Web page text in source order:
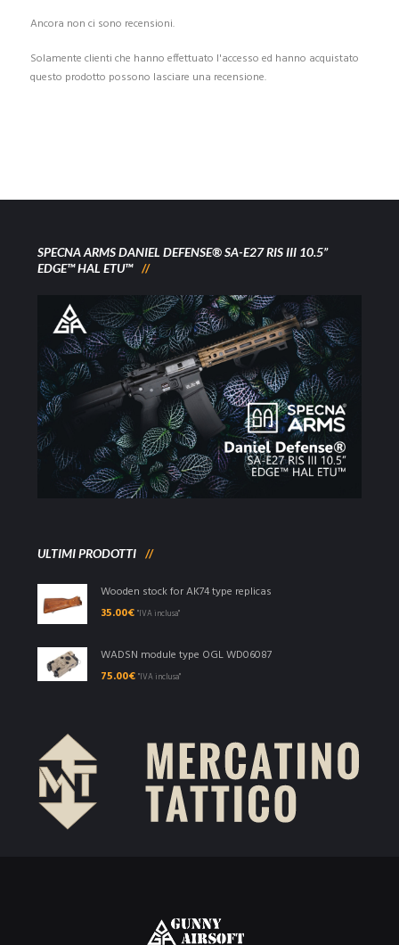
Ancora non ci sono recensioni.
Solamente clienti che hanno effettuato l'accesso ed hanno acquistato
questo prodotto possono lasciare una recensione.
SPECNA ARMS DANIEL DEFENSE® SA-E27 RIS III 10.5”
EDGE™ HAL ETU™
ULTIMI PRODOTTI
Wooden stock for AK74 type replicas
35.00€ "IVA inclusa"
WADSN module type OGL WD06087
75.00€ "IVA inclusa"